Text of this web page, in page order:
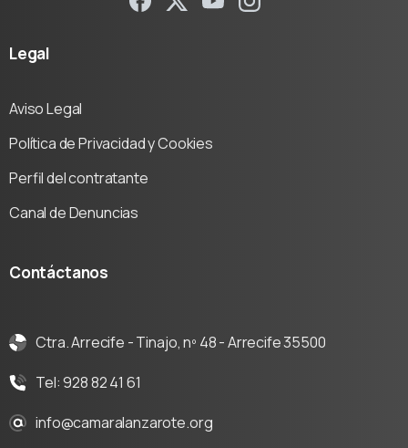
Legal
Aviso Legal
Política de Privacidad y Cookies
Perfil del contratante
Canal de Denuncias
Contáctanos
Ctra. Arrecife - Tinajo, nº 48 - Arrecife 35500
Tel: 928 82 41 61
info@camaralanzarote.org